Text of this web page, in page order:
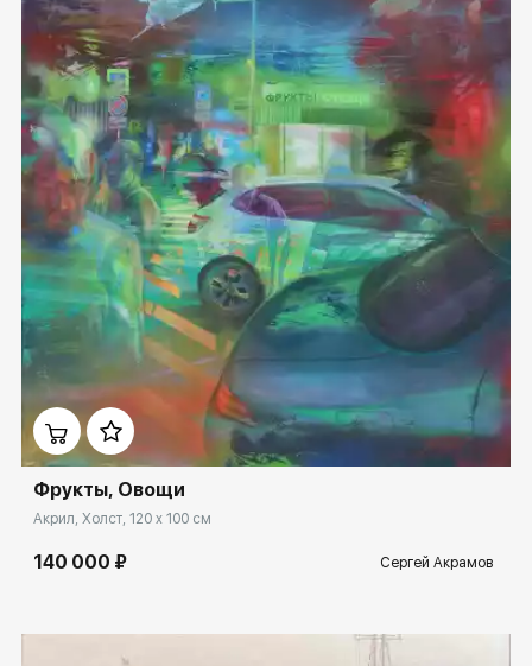
Домен: spb.rakovgallery.ru
Фрукты, Овощи
Акрил, Холст, 120 x 100 см
140 000 ₽ Сергей Акрамов